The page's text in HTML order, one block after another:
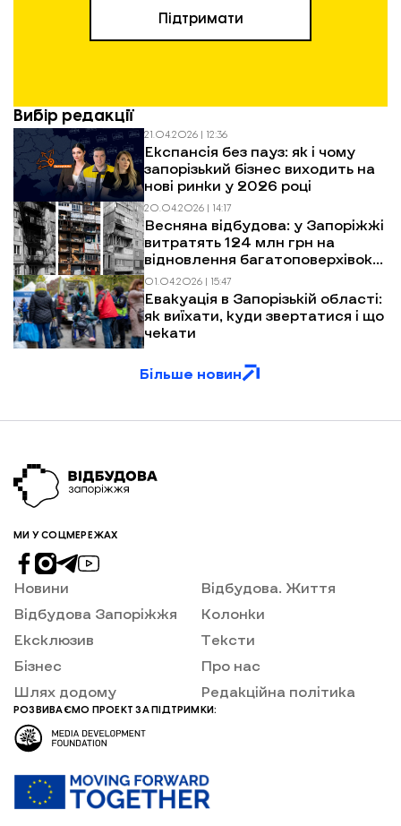
Підтримати
Вибір редакції
21.04.2026 | 12:36
Експансія без пауз: як і чому
запорізький бізнес виходить на
нові ринки у 2026 році
20.04.2026 | 14:17
Весняна відбудова: у Запоріжжі
витратять 124 млн грн на
відновлення багатоповерхівок
після обстрілів
01.04.2026 | 15:47
Евакуація в Запорізькій області:
як виїхати, куди звертатися і що
чекати
Більше новин
МИ У СОЦМЕРЕЖАХ
Новини
Відбудова Запоріжжя
Ексклюзив
Бізнес
Шлях додому
Відбудова. Життя
Колонки
Тексти
Про нас
Редакційна політика
РОЗВИВАЄМО ПРОЕКТ ЗА ПІДТРИМКИ: